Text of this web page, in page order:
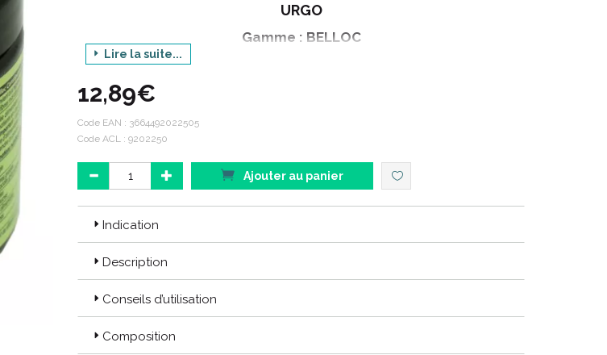
URGO
Gamme : BELLOC
Code ACL : 9202250
Code EAN : 3664492022505
Lire la suite...
12,89€
Code EAN : 3664492022505
Code ACL : 9202250
Ajouter au panier
Indication
Description
Conseils d’utilisation
Composition